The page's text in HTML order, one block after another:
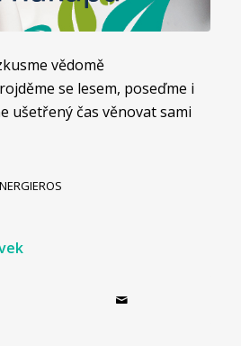
vědomě
se lesem, poseďme i
ušetřený čas věnovat sami